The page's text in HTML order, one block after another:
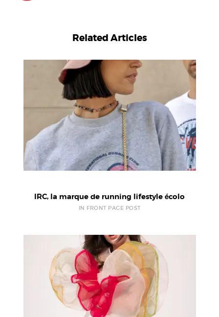
Related Articles
IRC, la marque de running lifestyle écolo
IN FRONT PAGE POST